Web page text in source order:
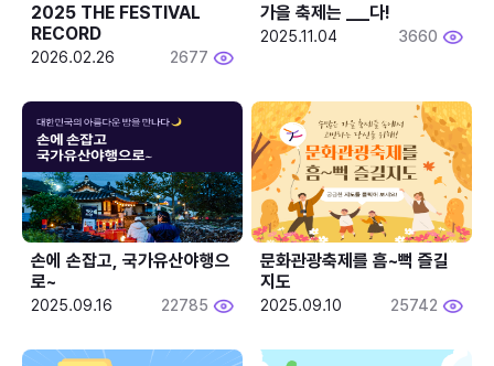
2025 THE FESTIVAL
RECORD
2026.02.26 2677
2025.11.04 3660
손에 손잡고, 국가유산야행으
로~
2025.09.16 22785
문화관광축제를 흠~뻑 즐길
지도
2025.09.10 25742